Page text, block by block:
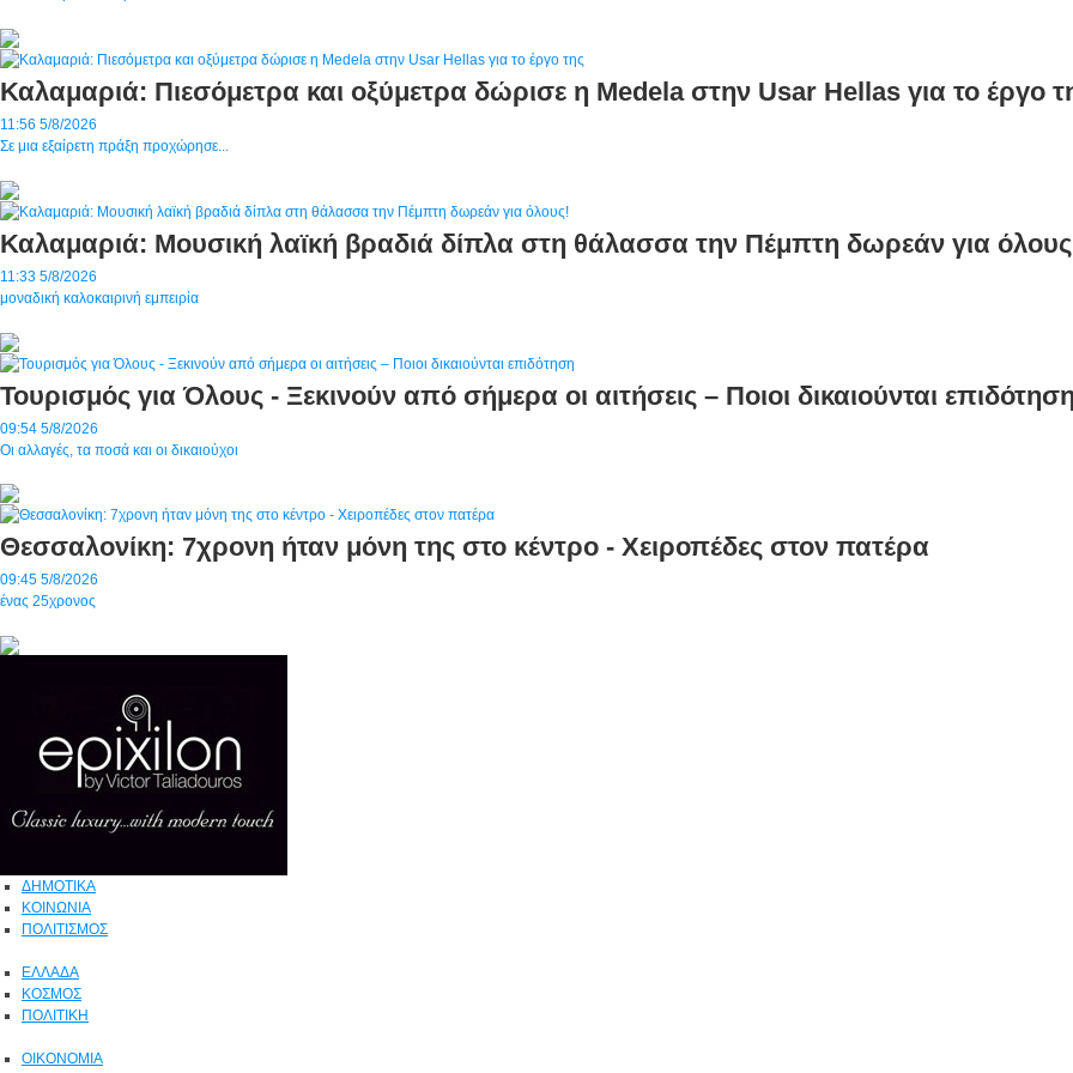
Καλαμαριά: Πιεσόμετρα και οξύμετρα δώρισε η Medela στην Usar Hellas για το έργο
11:56 5/8/2026
Σε μια εξαίρετη πράξη προχώρησε...
Καλαμαριά: Μουσική λαϊκή βραδιά δίπλα στη θάλασσα την Πέμπτη δωρεάν για
11:33 5/8/2026
μοναδική καλοκαιρινή εμπειρία
Τουρισμός για Όλους - Ξεκινούν από σήμερα οι αιτήσεις – Ποιοι δικαιούνται επιδότηση
09:54 5/8/2026
Οι αλλαγές, τα ποσά και οι δικαιούχοι
Θεσσαλονίκη: 7χρονη ήταν μόνη της στο κέντρο - Χειροπέδες στον πατέρα
09:45 5/8/2026
ένας 25χρονος
ΔΗΜΟΤΙΚΑ
ΚΟΙΝΩΝΙΑ
ΠΟΛΙΤΙΣΜΟΣ
ΕΛΛΑΔΑ
ΚΟΣΜΟΣ
ΠΟΛΙΤΙΚΗ
ΟΙΚΟΝΟΜΙΑ